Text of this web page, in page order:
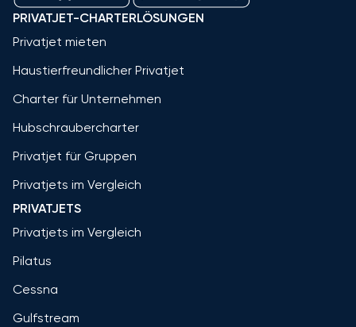
PRIVATJET-CHARTERLÖSUNGEN
Privatjet mieten
Haustierfreundlicher Privatjet
Charter für Unternehmen
Hubschraubercharter
Privatjet für Gruppen
Privatjets im Vergleich
PRIVATJETS
Privatjets im Vergleich
Pilatus
Cessna
Gulfstream